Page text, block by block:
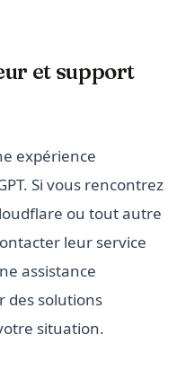
et support
expérience
Si vous rencontrez
ou tout autre
leur service
assistance
des solutions
situation.